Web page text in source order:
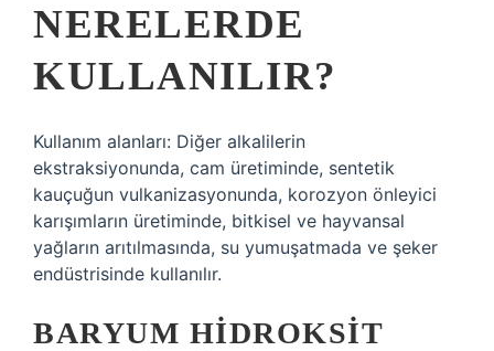
NERELERDE
KULLANILIR?
Kullanım alanları: Diğer alkalilerin
ekstraksiyonunda, cam üretiminde, sentetik
kauçuğun vulkanizasyonunda, korozyon önleyici
karışımların üretiminde, bitkisel ve hayvansal
yağların arıtılmasında, su yumuşatmada ve şeker
endüstrisinde kullanılır.
BARYUM HIDROKSIT